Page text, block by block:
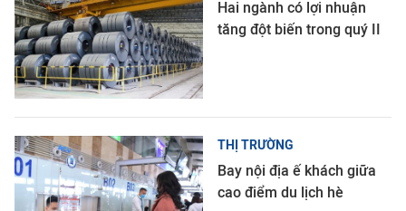
Hai ngành có lợi nhuận
tăng đột biến trong quý II
THỊ TRƯỜNG
Bay nội địa ế khách giữa
cao điểm du lịch hè